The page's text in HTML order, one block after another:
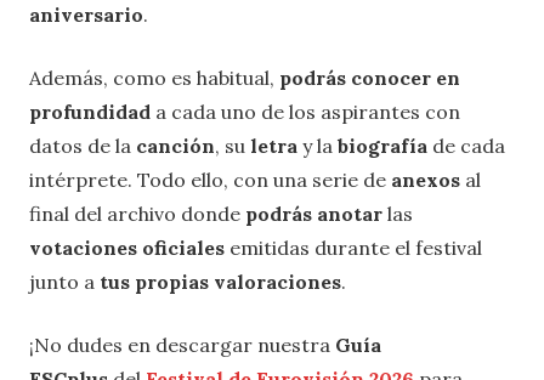
aniversario.
Además, como es habitual, podrás conocer en
profundidad a cada uno de los aspirantes con
datos de la canción, su letra y la biografía de cada
intérprete. Todo ello, con una serie de anexos al
final del archivo donde podrás anotar las
votaciones oficiales emitidas durante el festival
junto a tus propias valoraciones.
¡No dudes en descargar nuestra Guía